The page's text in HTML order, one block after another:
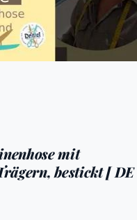
mit
bestickt [ DE